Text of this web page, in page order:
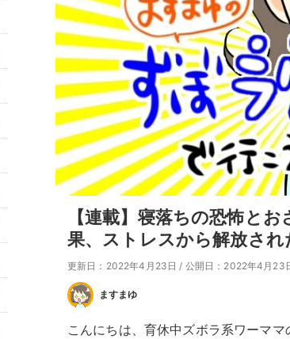
【連載】寝落ちの恐怖と
果、ストレスから解放され
更新日：2022年4月23日 / 公開日：2022年4月23
ますまゆ
こんにちは、育休中ズボラ系ワーマ